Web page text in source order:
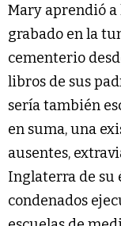
Mary aprendió
grabado en la
cementerio
libros de sus
sería también
en suma, una
ausentes,
Inglaterra de su
condenados